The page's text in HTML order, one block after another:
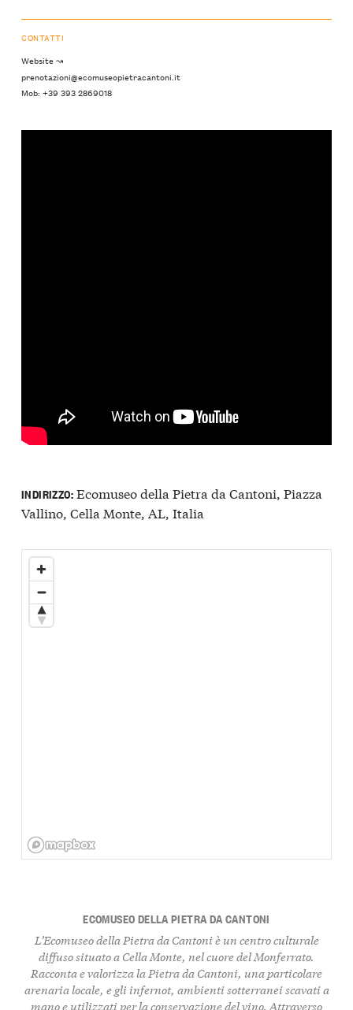
CONTATTI
Website ↝
prenotazioni@ecomuseopietracantoni.it
Mob: +39 393 2869018
INDIRIZZO:Ecomuseo della Pietra da Cantoni, Piazza
Vallino, Cella Monte, AL, Italia
ECOMUSEO DELLA PIETRA DA CANTONI
L’Ecomuseo della Pietra da Cantoni è un centro culturale
diffuso situato a Cella Monte, nel cuore del Monferrato.
Racconta e valorizza la Pietra da Cantoni, una particolare
arenaria locale, e gli infernot, ambienti sotterranei scavati a
mano e utilizzati per la conservazione del vino. Attraverso